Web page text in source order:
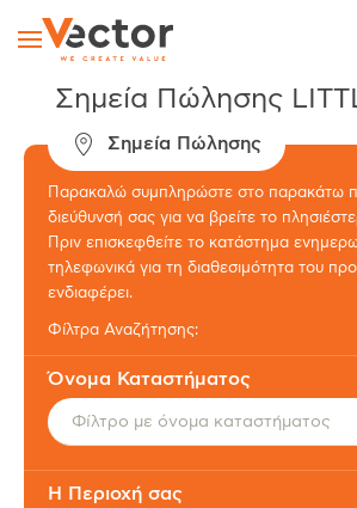
Skip to main content
Σημεία Πώλησης
Σημεία Πώλησης
Παρακαλώ συμπληρώστε στο παρακάτω
διεύθυνσή σας για να βρείτε το
Πριν επισκεφθείτε το κατάστημα
τηλεφωνικά για τη διαθεσιμότητα του
ενδιαφέρει.
Φίλτρα Αναζήτησης:
Όνομα Καταστήματος
Η Περιοχή σας